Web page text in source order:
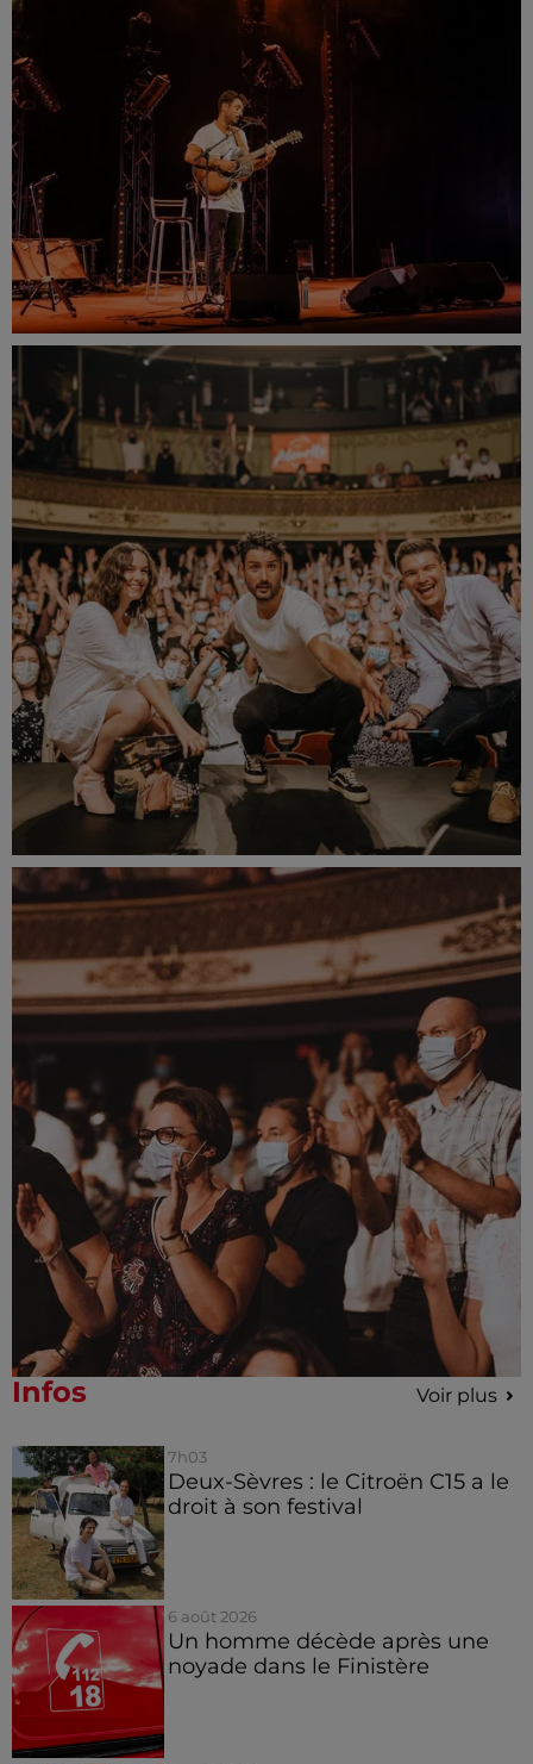
Infos Voir plus
7h03
Deux-Sèvres : le Citroën C15 a le
droit à son festival
6 août 2026
Un homme décède après une
noyade dans le Finistère